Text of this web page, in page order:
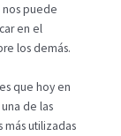
puede
en el
los demás.
que hoy en
de las
más utilizadas